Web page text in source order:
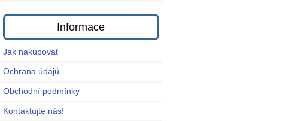
Informace
Jak nakupovat
Ochrana údajů
Obchodní podmínky
Kontaktujte nás!